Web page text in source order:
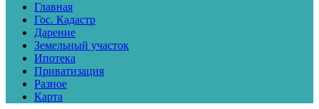
Главная
Гос. Кадастр
Дарение
Земельный участок
Ипотека
Приватизация
Разное
Карта